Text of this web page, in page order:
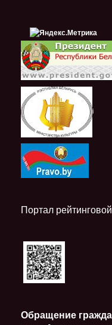
i
Портал
Обращение